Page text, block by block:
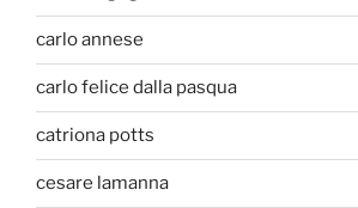
carlo annese
carlo felice dalla pasqua
catriona potts
cesare lamanna